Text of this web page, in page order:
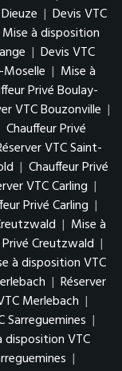
| Devis VTC
Mise à disposition
| Devis VTC
Moselle | Mise à
Privé Boulay-
VTC Bouzonville |
Chauffeur Privé
VTC Saint-
| Chauffeur Privé
VTC Carling |
Privé Carling |
| Mise à
Creutzwald |
à disposition VTC
| Réserver
Merlebach |
Sarreguemines |
disposition VTC
|